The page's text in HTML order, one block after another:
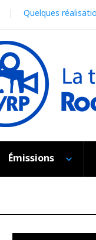
Quelques
Émissions